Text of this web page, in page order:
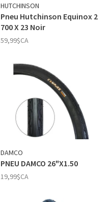
HUTCHINSON
Pneu Hutchinson Equinox 2
700 X 23 Noir
59,99$CA
DAMCO
PNEU DAMCO 26"X1.50
19,99$CA